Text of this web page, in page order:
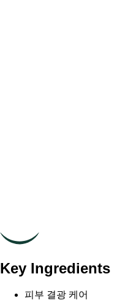
Key Ingredients
피부 결광 케어